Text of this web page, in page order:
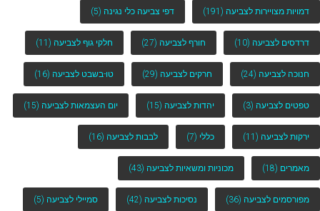
דמויות מצויירות לצביעה (191) דפי צביעה כלי נגינה (5)
דרדסים לצביעה (10) חורף לצביעה (27) חלקי גוף לצביעה (11)
חנוכה לצביעה (24) חרקים לצביעה (29) טו-בשבט לצביעה (16)
טפטים לצביעה (3) יהדות לצביעה (15) יום העצמאות לצביעה (15)
ירקות לצביעה (11) כללי (7) לבבות לצביעה (16)
מאמרים (18) מכוניות ומשאיות לצביעה (43)
מפורסמים לצביעה (36) נסיכות לצביעה (42) סמיילי לצביעה (5)